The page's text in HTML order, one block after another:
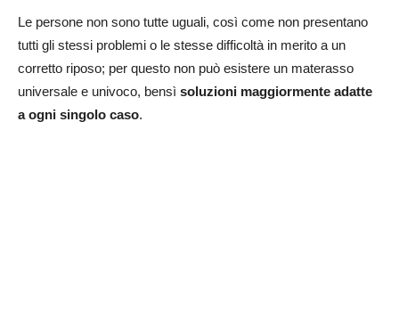
Le persone non sono tutte uguali, così come non presentano
tutti gli stessi problemi o le stesse difficoltà in merito a un
corretto riposo; per questo non può esistere un materasso
universale e univoco, bensì soluzioni maggiormente adatte
a ogni singolo caso.